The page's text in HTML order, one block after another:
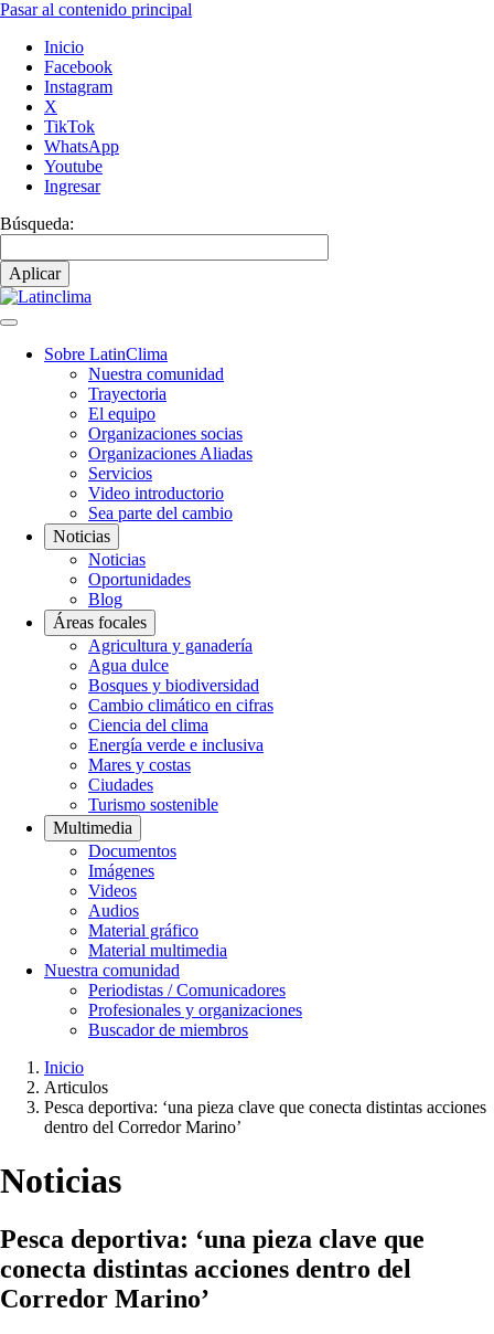
Pasar al contenido principal
Inicio
Facebook
Instagram
X
TikTok
WhatsApp
Youtube
Ingresar
Búsqueda:
Navegación
Sobre LatinClima
Nuestra comunidad
Trayectoria
El equipo
Organizaciones socias
Organizaciones Aliadas
Servicios
Video introductorio
Sea parte del cambio
Noticias
Noticias
Oportunidades
Blog
Áreas focales
Agricultura y ganadería
Agua dulce
Bosques y biodiversidad
Cambio climático en cifras
Ciencia del clima
Energía verde e inclusiva
Mares y costas
Ciudades
Turismo sostenible
Multimedia
Documentos
Imágenes
Videos
Audios
Material gráfico
Material multimedia
Nuestra comunidad
Periodistas / Comunicadores
Profesionales y organizaciones
Buscador de miembros
Ruta
Inicio
Articulos
Pesca deportiva: ‘una pieza clave que conecta distintas acciones
dentro del Corredor Marino’
Noticias
Pesca deportiva: ‘una pieza clave que
conecta distintas acciones dentro del
Corredor Marino’